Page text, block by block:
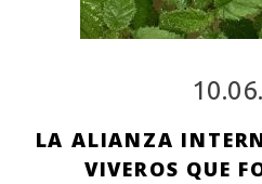
LA ALIANZA
VIVEROS QUE